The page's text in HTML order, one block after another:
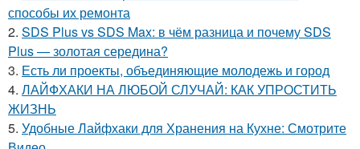
способы их ремонта
2. SDS Plus vs SDS Max: в чём разница и почему SDS
Plus — золотая середина?
3. Есть ли проекты, объединяющие молодежь и город
4. ЛАЙФХАКИ НА ЛЮБОЙ СЛУЧАЙ: КАК УПРОСТИТЬ
ЖИЗНЬ
5. Удобные Лайфхаки для Хранения на Кухне: Смотрите